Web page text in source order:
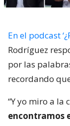
En el podcast
Rodríguez
por las
recordando
“Y yo miro a la
encontramos